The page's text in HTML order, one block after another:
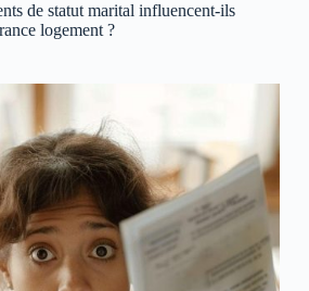
de statut marital influencent-ils
logement ?